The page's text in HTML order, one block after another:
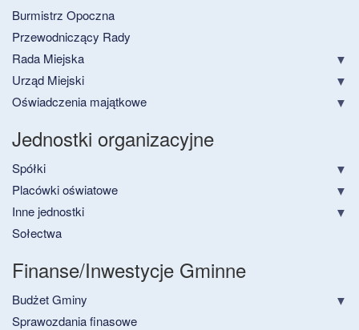
Burmistrz Opoczna
Przewodniczący Rady
Rada Miejska
Urząd Miejski
Oświadczenia majątkowe
Jednostki organizacyjne
Spółki
Placówki oświatowe
Inne jednostki
Sołectwa
Finanse/Inwestycje Gminne
Budżet Gminy
Sprawozdania finasowe